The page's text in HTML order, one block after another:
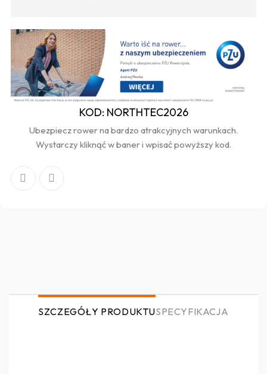
KOD: NORTHTEC2026
Ubezpiecz rower na bardzo atrakcyjnych warunkach.
Wystarczy kliknąć w baner i wpisać powyższy kod.
SZCZEGÓŁY PRODUKTUSPECYFIKACJA